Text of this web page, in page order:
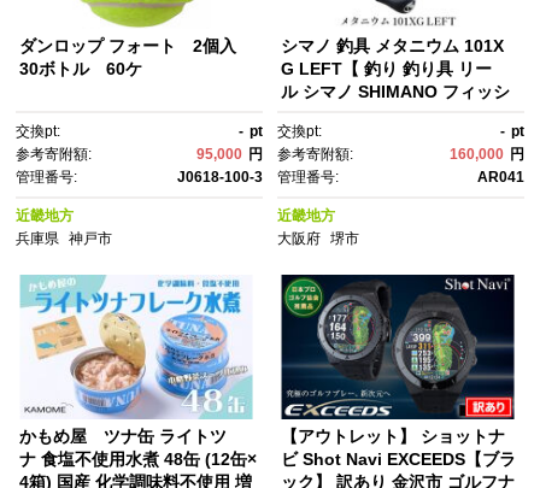
ダンロップ フォート 2個入
30ボトル 60ケ
交換pt: - pt
参考寄附額:
95,000 円
管理番号:
J0618-100-3
近畿地方
兵庫県
神戸市
シマノ 釣具 メタニウム 101X
G LEFT【 釣り 釣り具 リー
ル シマノ SHIMANO フィッシ
気 おすすめ 大阪府 堺市】
交換pt: - pt
参考寄附額:
160,000 円
管理番号:
AR041
近畿地方
大阪府 堺市
かもめ屋 ツナ缶 ライトツ
ナ 食塩不使用水煮 48缶 (12缶×
4箱) 国産 化学調味料不使用 増
【アウトレット】 ショットナ
ビ Shot Navi EXCEEDS【ブラ
ック】 訳あり 金沢市 ゴルフナ